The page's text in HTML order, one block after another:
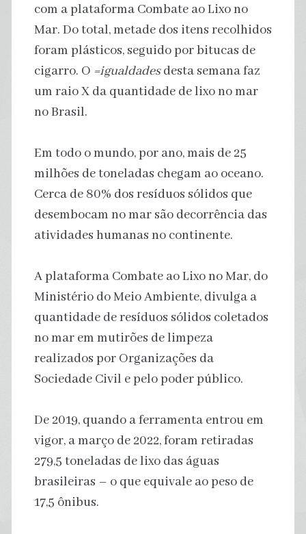
com a plataforma Combate ao Lixo no
Mar. Do total, metade dos itens recolhidos
foram plásticos, seguido por bitucas de
cigarro. O =igualdadesdesta semana faz
um raio X da quantidade de lixo no mar
no Brasil.
Em todo o mundo, por ano, mais de 25
milhões de toneladas chegam ao oceano.
Cerca de 80% dos resíduos sólidos que
desembocam no mar são decorrência das
atividades humanas no continente.
A plataforma Combate ao Lixo no Mar, do
Ministério do Meio Ambiente, divulga a
quantidade de resíduos sólidos coletados
no mar em mutirões de limpeza
realizados por Organizações da
Sociedade Civil e pelo poder público.
De 2019, quando a ferramenta entrou em
vigor, a março de 2022, foram retiradas
279,5 toneladas de lixo das águas
brasileiras – o que equivale ao peso de
17,5 ônibus.